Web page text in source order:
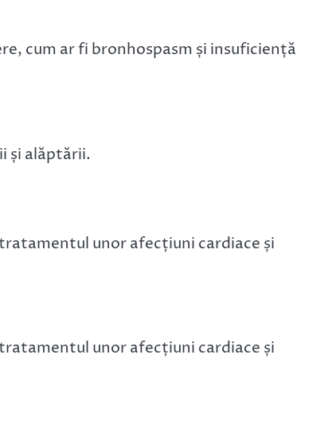
cum ar fi bronhospasm și insuficiență
și alăptării.
unor afecțiuni cardiace și
unor afecțiuni cardiace și